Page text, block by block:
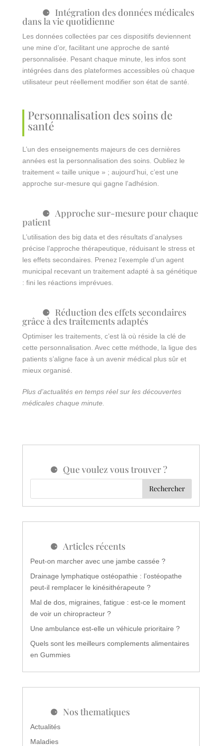
Intégration des données médicales
dans la vie quotidienne
Les données collectées par ces dispositifs deviennent
une mine d’or, facilitant une approche de santé
personnalisée. Pesant chaque minute, les infos sont
intégrées dans des plateformes accessibles où chaque
utilisateur peut réellement modifier son état de santé.
Personnalisation des soins de
santé
L’un des enseignements majeurs de ces dernières
années est la personnalisation des soins. Oubliez le
traitement « taille unique » ; aujourd’hui, c’est une
approche sur-mesure qui gagne l’adhésion.
Approche sur-mesure pour chaque
patient
L’utilisation des big data et des résultats d’analyses
précise l’approche thérapeutique, réduisant le stress et
les effets secondaires. Prenez l’exemple d’un agent
municipal recevant un traitement adapté à sa génétique
: fini les réactions imprévues.
Réduction des effets secondaires
grâce à des traitements adaptés
Optimiser les traitements, c’est là où réside la clé de
cette personnalisation. Avec cette méthode, la ligue des
patients s’aligne face à un avenir médical plus sûr et
mieux organisé.
Plus d’actualités en temps réel sur les découvertes
médicales chaque minute.
Que voulez vous trouver ?
Articles récents
Peut-on marcher avec une jambe cassée ?
Drainage lymphatique ostéopathie : l’ostéopathe
peut-il remplacer le kinésithérapeute ?
Mal de dos, migraines, fatigue : est-ce le moment
de voir un chiropracteur ?
Une ambulance est-elle un véhicule prioritaire ?
Quels sont les meilleurs complements alimentaires
en Gummies
Nos thematiques
Actualités
Maladies